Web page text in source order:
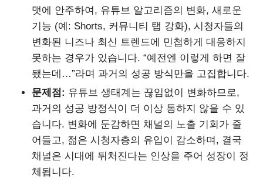
맷에 안주하여, 유튜브 알고리즘의 변화, 새로운
기능 (예: Shorts, 커뮤니티 탭 강화), 시청자들의
변화된 니즈나 최신 트렌드에 민첩하게 대응하지
못하는 경우가 있습니다. “예전엔 이렇게 하면 잘
됐는데…”라며 과거의 성공 방식만을 고집합니다.
문제점: 유튜브 생태계는 끊임없이 변화하므로,
과거의 성공 방정식이 더 이상 통하지 않을 수 있
습니다. 변화에 둔감하면 채널의 노출 기회가 줄
어들고, 젊은 시청자층의 유입이 감소하며, 결국
채널은 시대에 뒤처진다는 인상을 주어 성장이 정
체됩니다.